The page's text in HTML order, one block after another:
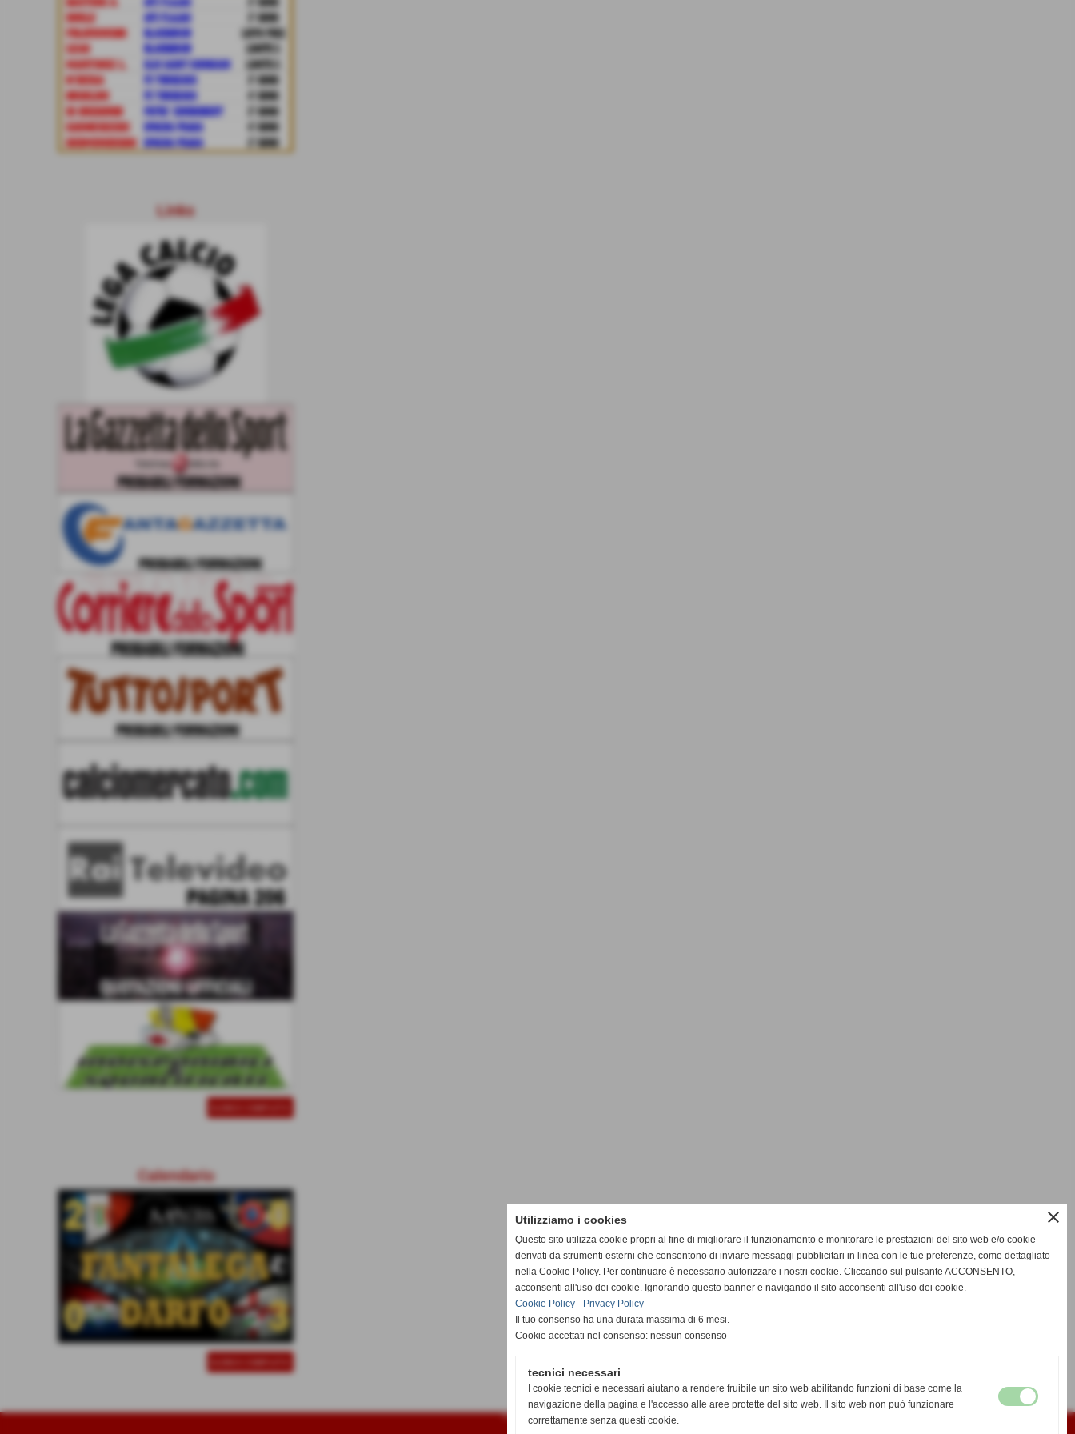
Links
Calendario
Fantalega Darfo 2003
close
Utilizziamo i cookies
Questo sito utilizza cookie propri al fine di migliorare il funzionamento e monitorare le prestazioni del sito web e/o cookie
derivati da strumenti esterni che consentono di inviare messaggi pubblicitari in linea con le tue preferenze, come dettagliato
nella Cookie Policy. Per continuare è necessario autorizzare i nostri cookie. Cliccando sul pulsante ACCONSENTO,
acconsenti all'uso dei cookie. Ignorando questo banner e navigando il sito acconsenti all'uso dei cookie.
Cookie Policy - Privacy Policy
Il tuo consenso ha una durata massima di 6 mesi.
Cookie accettati nel consenso: nessun consenso
tecnici necessari
I cookie tecnici e necessari aiutano a rendere fruibile un sito web abilitando funzioni di base come la
navigazione della pagina e l'accesso alle aree protette del sito web. Il sito web non può funzionare
correttamente senza questi cookie.